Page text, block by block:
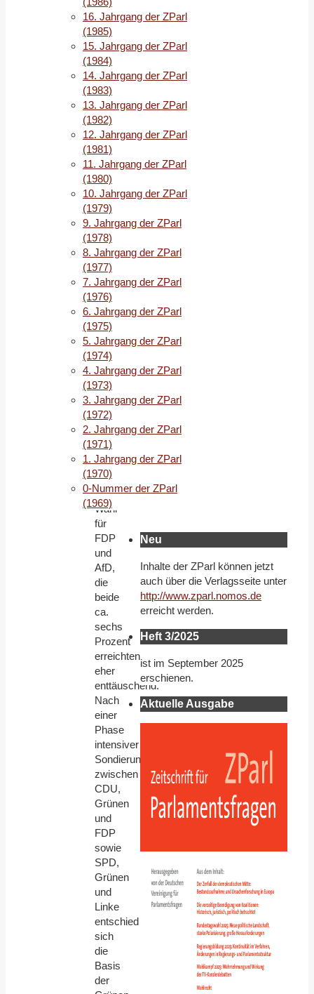
bei
einer
Bürgerschaftswahl.
Von
ihnen
hing
die
Entscheidung
für
eine
Jamaika-
oder
Linkskoalition
ab.
Während
die
pragmatische
Linke
mit
11,3
Prozent
ihr
bestes
je
in
Bremen
erreichtes
Ergebnis
erzielen
konnte,
war
der
Ausgang
der
Wahl
für
FDP
und
AfD,
die
beide
ca.
sechs
Prozent
erreichten,
eher
enttäuschend.
Nach
einer
Phase
intensiver
Sondierungsgespräche
zwischen
CDU,
Grünen
und
FDP
sowie
SPD,
Grünen
und
Linke
entschied
sich
die
Basis
der
16. Jahrgang der ZParl
(1985)
15. Jahrgang der ZParl
(1984)
14. Jahrgang der ZParl
(1983)
13. Jahrgang der ZParl
(1982)
12. Jahrgang der ZParl
(1981)
11. Jahrgang der ZParl
(1980)
10. Jahrgang der ZParl
(1979)
9. Jahrgang der ZParl
(1978)
8. Jahrgang der ZParl
(1977)
7. Jahrgang der ZParl
(1976)
6. Jahrgang der ZParl
(1975)
5. Jahrgang der ZParl
(1974)
4. Jahrgang der ZParl
(1973)
3. Jahrgang der ZParl
(1972)
2. Jahrgang der ZParl
(1971)
1. Jahrgang der ZParl
(1970)
0-Nummer der ZParl
(1969)
Neu
Inhalte der ZParl können jetzt
auch über die Verlagsseite unter
http://www.zparl.nomos.de
erreicht werden.
Heft 3/2025
ist im September 2025
erschienen.
Aktuelle Ausgabe